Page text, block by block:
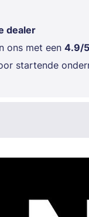
dealer
ons met een 4.9/5
startende